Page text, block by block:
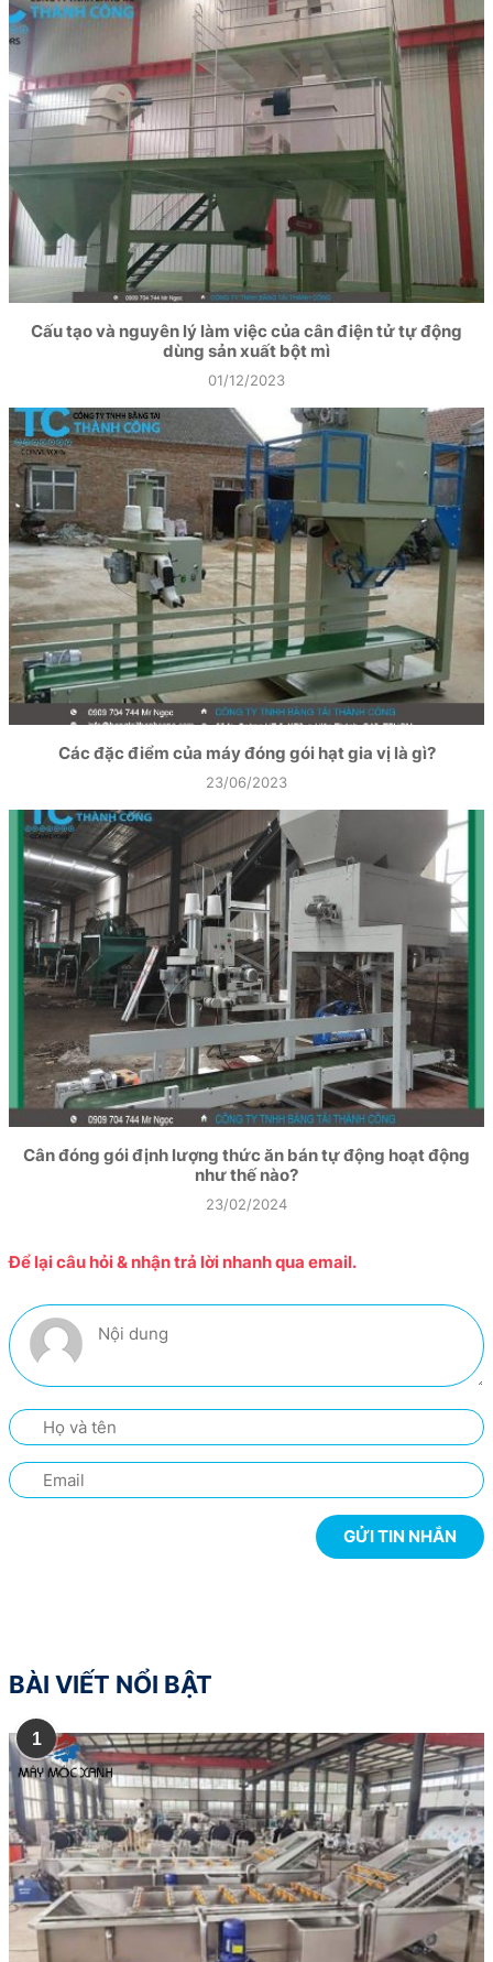
Cấu tạo và nguyên lý làm việc của cân điện tử tự động
dùng sản xuất bột mì
01/12/2023
Các đặc điểm của máy đóng gói hạt gia vị là gì?
23/06/2023
Cân đóng gói định lượng thức ăn bán tự động hoạt động
như thế nào?
23/02/2024
Để lại câu hỏi & nhận trả lời nhanh qua email.
BÀI VIẾT NỔI BẬT
1